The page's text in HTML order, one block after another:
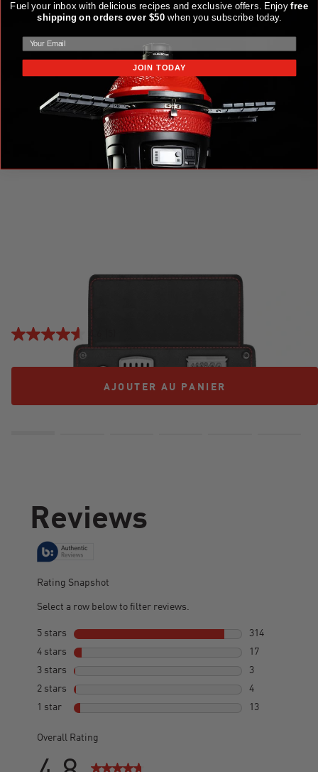
KIT D'ACCESSOIRES ET D'USTENSILES DE CUISSON
EN ACIER KAMADO JOE KRAFTED™
4.6
AJOUTER AU PANIER
AJOUTER AU PANIER
Fuel your inbox with delicious recipes and exclusive offers. Enjoyfree
shipping on orders over $50when you subscribe today.
JOIN TODAY